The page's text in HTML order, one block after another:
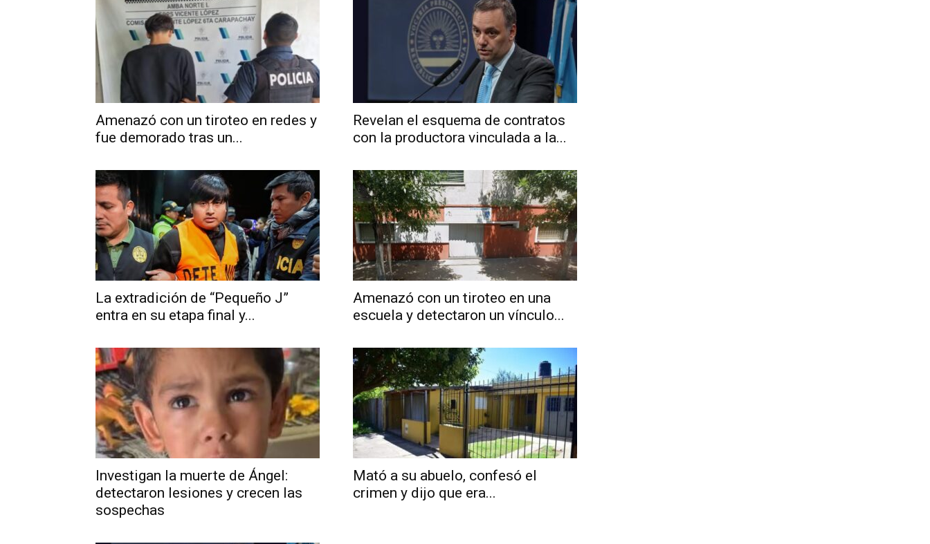
de
Amenazó con un tiroteo en redes y
fue demorado tras un...
Revelan el esquema de contratos
con la productora vinculada a la...
La extradición de “Pequeño J”
entra en su etapa final y...
Amenazó con un tiroteo en una
escuela y detectaron un vínculo...
Investigan la muerte de Ángel:
detectaron lesiones y crecen las
sospechas
Mató a su abuelo, confesó el
crimen y dijo que era...